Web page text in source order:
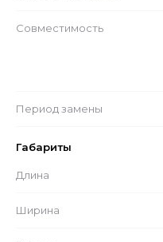
Совместимость
Период замены
Габариты
Длина
Ширина